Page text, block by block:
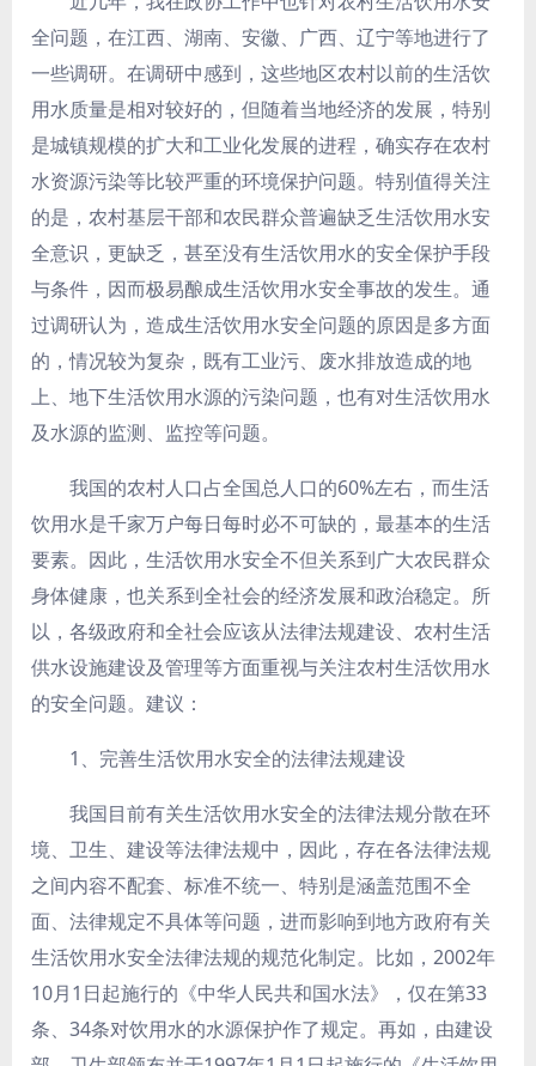
全问题，在江西、湖南、安徽、广西、辽宁等地进行了
一些调研。在调研中感到，这些地区农村以前的生活饮
用水质量是相对较好的，但随着当地经济的发展，特别
是城镇规模的扩大和工业化发展的进程，确实存在农村
水资源污染等比较严重的环境保护问题。特别值得关注
的是，农村基层干部和农民群众普遍缺乏生活饮用水安
全意识，更缺乏，甚至没有生活饮用水的安全保护手段
与条件，因而极易酿成生活饮用水安全事故的发生。通
过调研认为，造成生活饮用水安全问题的原因是多方面
的，情况较为复杂，既有工业污、废水排放造成的地
上、地下生活饮用水源的污染问题，也有对生活饮用水
及水源的监测、监控等问题。
我国的农村人口占全国总人口的60%左右，而生活
饮用水是千家万户每日每时必不可缺的，最基本的生活
要素。因此，生活饮用水安全不但关系到广大农民群众
身体健康，也关系到全社会的经济发展和政治稳定。所
以，各级政府和全社会应该从法律法规建设、农村生活
供水设施建设及管理等方面重视与关注农村生活饮用水
的安全问题。建议：
1、完善生活饮用水安全的法律法规建设
我国目前有关生活饮用水安全的法律法规分散在环
境、卫生、建设等法律法规中，因此，存在各法律法规
之间内容不配套、标准不统一、特别是涵盖范围不全
面、法律规定不具体等问题，进而影响到地方政府有关
生活饮用水安全法律法规的规范化制定。比如，2002年
10月1日起施行的《中华人民共和国水法》，仅在第33
条、34条对饮用水的水源保护作了规定。再如，由建设